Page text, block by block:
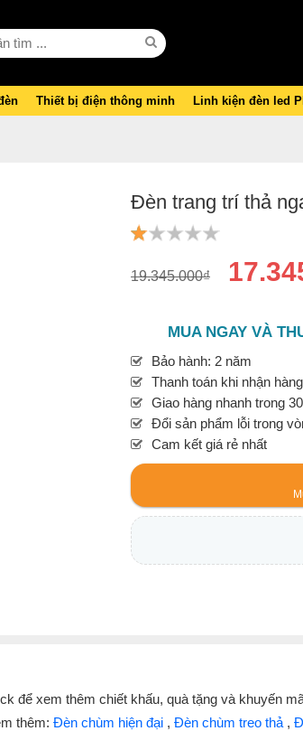
Thiết bị điện thông minh Linh kiện đèn led
Đèn trang trí thả
19.345.000₫
MUA NGAY VÀ
Bảo hành: 2 năm
Thanh toán khi nhận hàng
Giao hàng nhanh trong
Đổi sản phẩm lỗi trong
Cam kết giá rẻ nhất
để xem thêm chiết khấu, quà tặng và khuyến
thêm: Đèn chùm hiện đại , Đèn chùm treo thả ,